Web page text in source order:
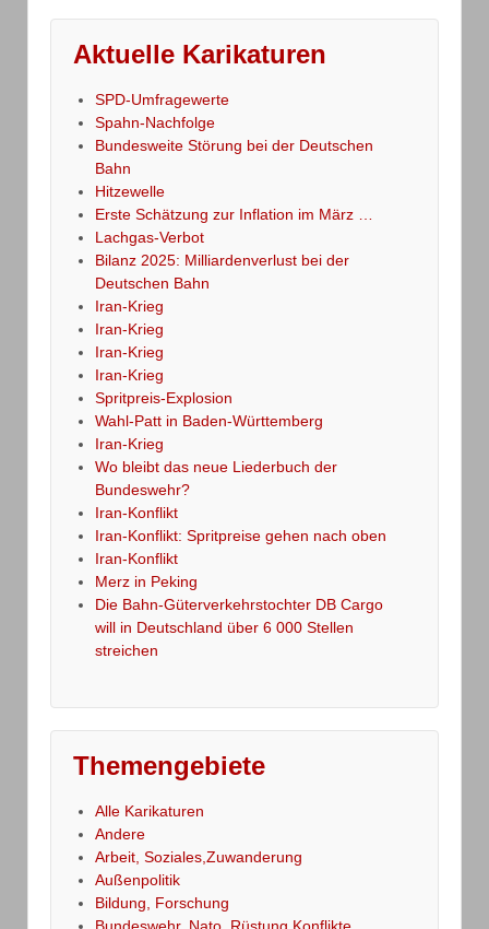
Aktuelle Karikaturen
SPD-Umfragewerte
Spahn-Nachfolge
Bundesweite Störung bei der Deutschen
Bahn
Hitzewelle
Erste Schätzung zur Inflation im März …
Lachgas-Verbot
Bilanz 2025: Milliardenverlust bei der
Deutschen Bahn
Iran-Krieg
Iran-Krieg
Iran-Krieg
Iran-Krieg
Spritpreis-Explosion
Wahl-Patt in Baden-Württemberg
Iran-Krieg
Wo bleibt das neue Liederbuch der
Bundeswehr?
Iran-Konflikt
Iran-Konflikt: Spritpreise gehen nach oben
Iran-Konflikt
Merz in Peking
Die Bahn-Güterverkehrstochter DB Cargo
will in Deutschland über 6 000 Stellen
streichen
Themengebiete
Alle Karikaturen
Andere
Arbeit, Soziales,Zuwanderung
Außenpolitik
Bildung, Forschung